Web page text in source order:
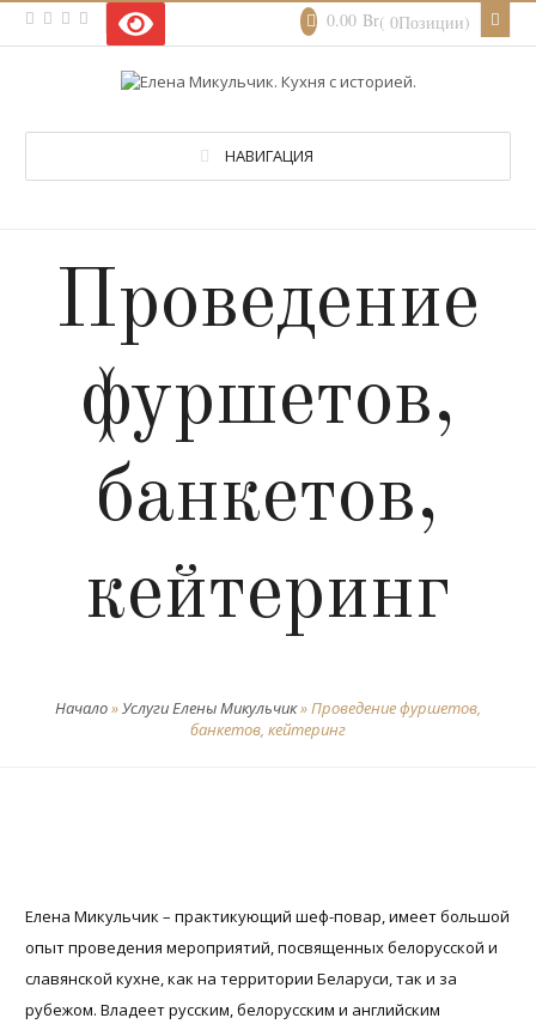
0.00 Br( 0Позиции)
НАВИГАЦИЯ
Проведение
фуршетов,
банкетов,
кейтеринг
Начало» Услуги Елены Микульчик» Проведение фуршетов,
банкетов, кейтеринг
Елена Микульчик – практикующий шеф-повар, имеет большой
опыт проведения мероприятий, посвященных белорусской и
славянской кухне, как на территории Беларуси, так и за
рубежом. Владеет русским, белорусским и английским